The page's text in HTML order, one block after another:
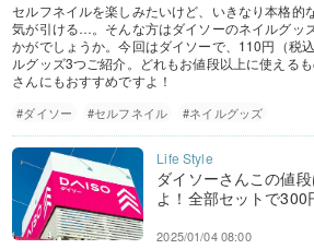
セルフネイルを楽しみたいけど、いきなり本格的
気が引ける…。そんな方はダイソーのネイルグッ
かがでしょうか。今回はダイソーで、110円（税
ルグッズ3つご紹介。どれもお値段以上に使える
さんにもおすすめですよ！
#ダイソー #セルフネイル #ネイルグッズ
ダイソーさんこの値
よ！全部セットで
2025/01/04 08:00